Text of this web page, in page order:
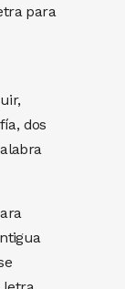
para
dos